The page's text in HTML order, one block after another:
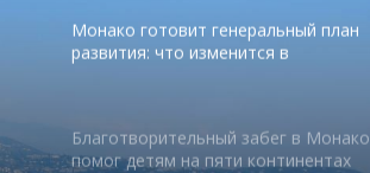
Монако готовит генеральный план
развития: что изменится в
Благотворительный забег в Монако
помог детям на пяти континентах